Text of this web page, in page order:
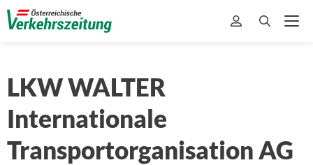
LKW WALTER
Internationale
Transportorganisation AG